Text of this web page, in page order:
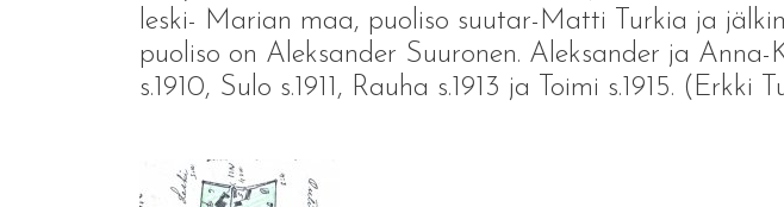
leski- Marian maa, puoliso suutar-Matti Turkia ja
puoliso on Aleksander Suuronen. Aleksander ja
s.1910, Sulo s.1911, Rauha s.1913 ja Toimi s.1915. (Erkki